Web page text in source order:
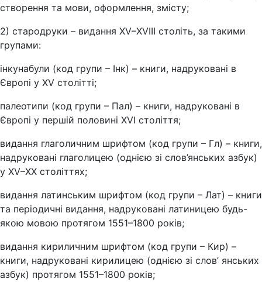
створення та мови, оформлення, змісту;
2) стародруки – видання XV–XVIIІ століть, за такими
групами:
інкунабули (код групи – Інк) – книги, надруковані в
Європі у XV столітті;
палеотипи (код групи – Пал) – книги, надруковані в
Європі у першій половині XVІ століття;
видання глаголичним шрифтом (код групи – Гл) – книги,
надруковані глаголицею (однією зі слов’янських азбук)
у XV–ХХ століттях;
видання латинським шрифтом (код групи – Лат) – книги
та періодичні видання, надруковані латиницею будь-
якою мовою протягом 1551–1800 років;
видання кириличним шрифтом (код групи – Кир) –
книги, надруковані кирилицею (однією зі слов’ янських
азбук) протягом 1551–1800 років;